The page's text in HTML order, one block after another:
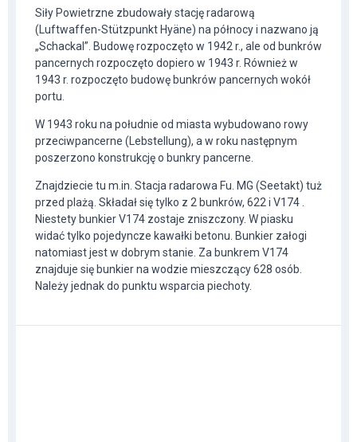
Siły Powietrzne zbudowały stację radarową
(Luftwaffen-Stützpunkt Hyäne) na północy i nazwano ją
„Schackal”. Budowę rozpoczęto w 1942 r., ale od bunkrów
pancernych rozpoczęto dopiero w 1943 r. Również w
1943 r. rozpoczęto budowę bunkrów pancernych wokół
portu.
W 1943 roku na południe od miasta wybudowano rowy
przeciwpancerne (Lebstellung), a w roku następnym
poszerzono konstrukcję o bunkry pancerne.
Znajdziecie tu m.in. Stacja radarowa Fu. MG (Seetakt) tuż
przed plażą. Składał się tylko z 2 bunkrów, 622 i V174 .
Niestety bunkier V174 zostaje zniszczony. W piasku
widać tylko pojedyncze kawałki betonu. Bunkier załogi
natomiast jest w dobrym stanie. Za bunkrem V174
znajduje się bunkier na wodzie mieszczący 628 osób.
Należy jednak do punktu wsparcia piechoty.